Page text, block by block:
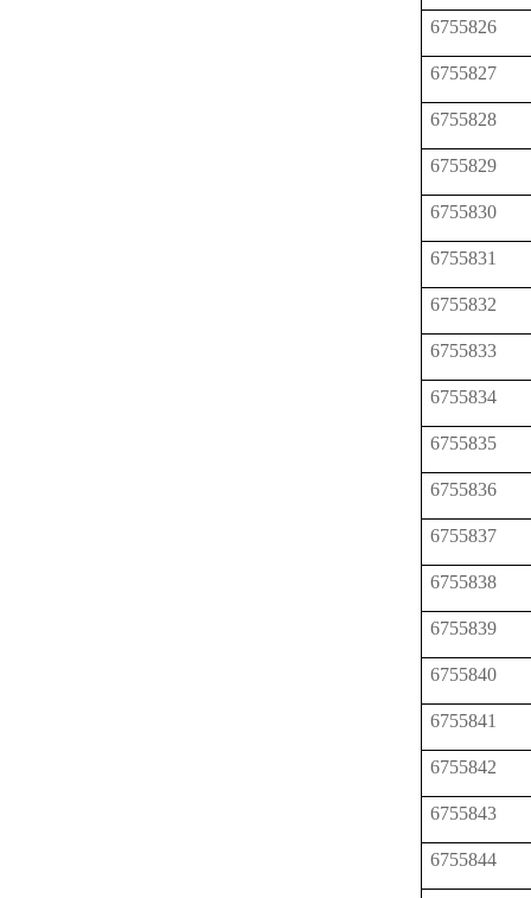
6755826
6755827
6755828
6755829
6755830
6755831
6755832
6755833
6755834
6755835
6755836
6755837
6755838
6755839
6755840
6755841
6755842
6755843
6755844